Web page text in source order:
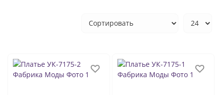
длинные платья вечерние